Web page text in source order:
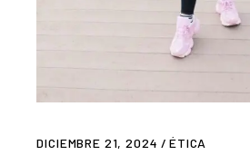
DICIEMBRE 21, 2024 ÉTICA